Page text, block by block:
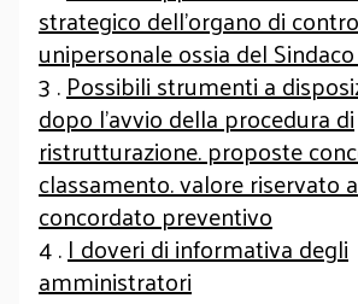
strategico dell’organo di
unipersonale ossia del
3 .Possibili strumenti a
dopo l’avvio della procedura di
ristrutturazione. proposte
classamento. valore riservato
concordato preventivo
4 .I doveri di informativa degli
amministratori